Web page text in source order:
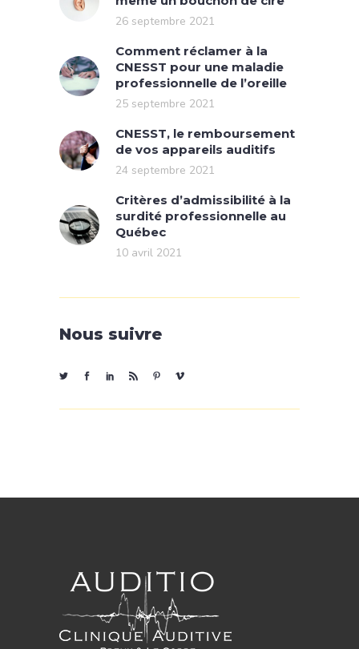
26 septembre 2021
Comment réclamer à la
CNESST pour une maladie
professionnelle de l’oreille
25 septembre 2021
CNESST, le remboursement
de vos appareils auditifs
24 septembre 2021
Critères d’admissibilité à la
surdité professionnelle au
Québec
10 avril 2021
Nous suivre